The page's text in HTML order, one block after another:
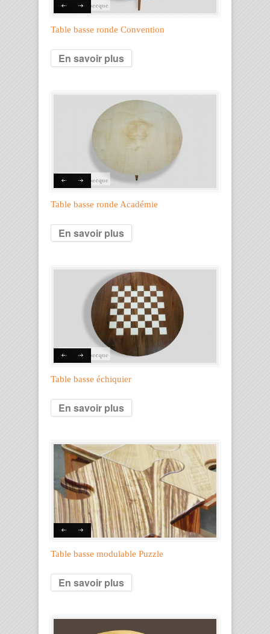
Table basse ronde Convention
En savoir plus
Table basse ronde Académie
En savoir plus
Table basse échiquier
En savoir plus
Table basse modulable Puzzle
En savoir plus